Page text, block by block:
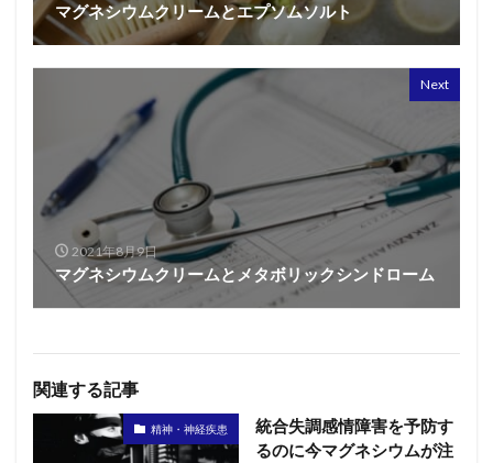
マグネシウムクリームとエプソムソルト
Next
2021年8月9日
マグネシウムクリームとメタボリックシンドローム
関連する記事
精神・神経疾患
統合失調感情障害を予防す
るのに今マグネシウムが注